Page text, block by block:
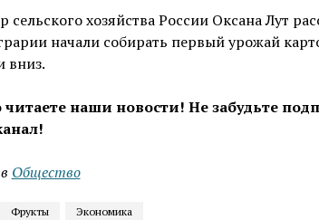
сельского хозяйства России Оксана Лут
начали собирать первый урожай
вниз.
читаете наши новости! Не забудьте
Общество
Фрукты Экономика